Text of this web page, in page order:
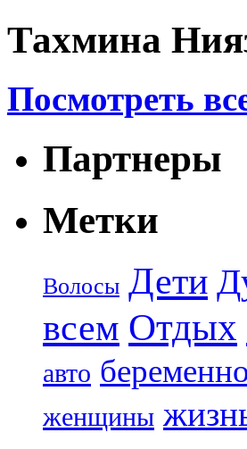
Тахмина
Посмотреть
Партнеры
Метки
Волосы Дети
всем Отдых
авто
женщины